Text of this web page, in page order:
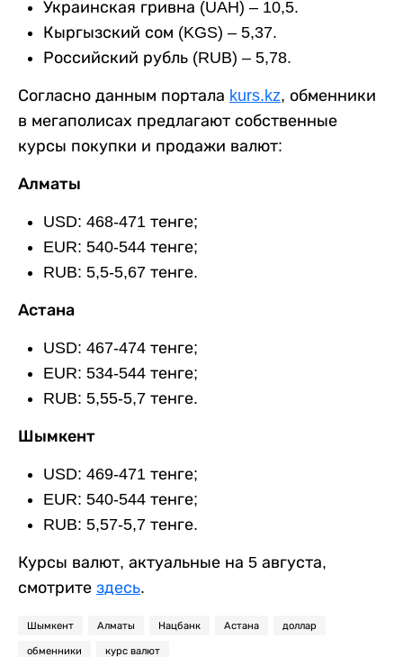
Украинская гривна (UAH) – 10,5.
Кыргызский сом (KGS) – 5,37.
Российский рубль (RUB) – 5,78.
Согласно данным портала kurs.kz, обменники
в мегаполисах предлагают собственные
курсы покупки и продажи валют:
Алматы
USD: 468-471 тенге;
EUR: 540-544 тенге;
RUB: 5,5-5,67 тенге.
Астана
USD: 467-474 тенге;
EUR: 534-544 тенге;
RUB: 5,55-5,7 тенге.
Шымкент
USD: 469-471 тенге;
EUR: 540-544 тенге;
RUB: 5,57-5,7 тенге.
Курсы валют, актуальные на 5 августа,
смотрите здесь.
Шымкент Алматы Нацбанк Астана доллар
обменники курс валют